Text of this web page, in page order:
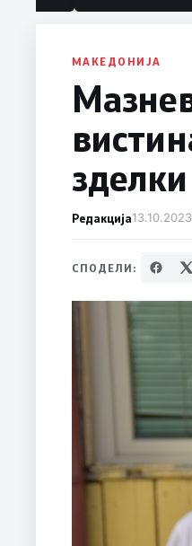
МАКЕДОНИЈА
зделки
Редакција13.10.2023
СПОДЕЛИ: